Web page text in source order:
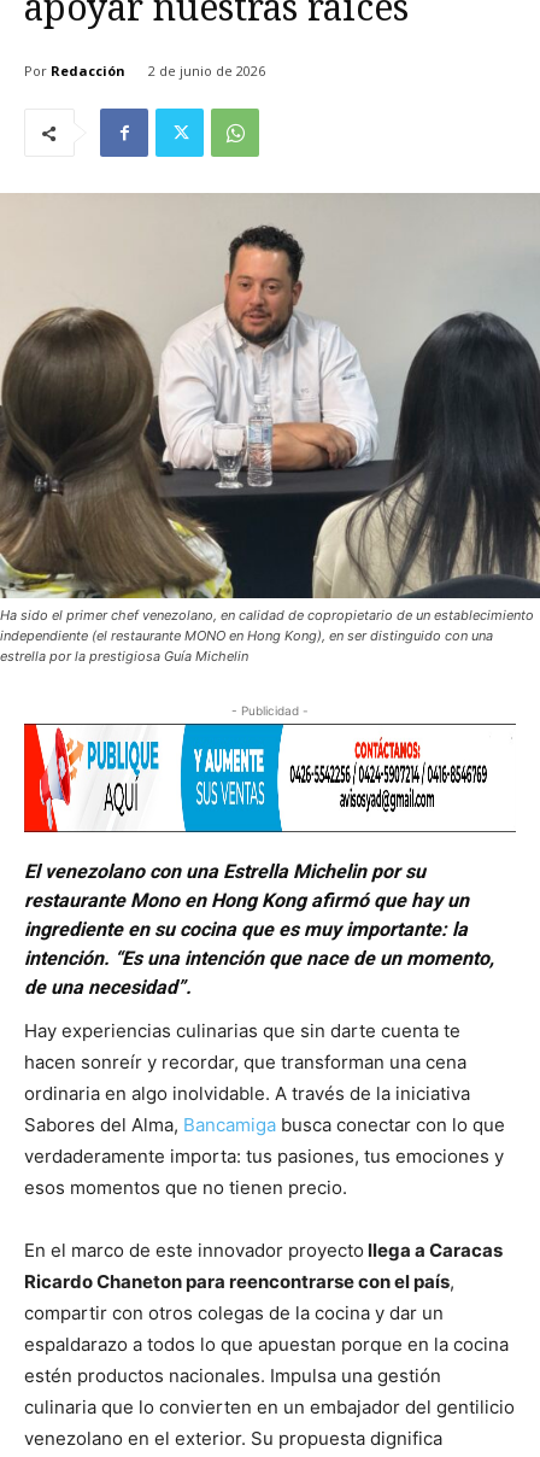
Por Redacción 2 de junio de 2026
Ha sido el primer chef venezolano, en calidad de copropietario de un establecimiento
independiente (el restaurante MONO en Hong Kong), en ser distinguido con una
estrella por la prestigiosa Guía Michelin
- Publicidad -
El venezolano con una Estrella Michelin por su
restaurante Mono en Hong Kong afirmó que hay un
ingrediente en su cocina que es muy importante: la
intención. “Es una intención que nace de un momento,
de una necesidad”.
Hay experiencias culinarias que sin darte cuenta te
hacen sonreír y recordar, que transforman una cena
ordinaria en algo inolvidable. A través de la iniciativa
Sabores del Alma, Bancamiga busca conectar con lo que
verdaderamente importa: tus pasiones, tus emociones y
esos momentos que no tienen precio.
En el marco de este innovador proyecto llega a Caracas
Ricardo Chaneton para reencontrarse con el país,
compartir con otros colegas de la cocina y dar un
espaldarazo a todos lo que apuestan porque en la cocina
estén productos nacionales. Impulsa una gestión
culinaria que lo convierten en un embajador del gentilicio
venezolano en el exterior. Su propuesta dignifica